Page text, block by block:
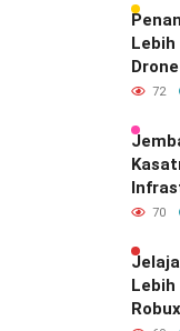
Lebih
Drone
72
Diam-
India
70
Lebih